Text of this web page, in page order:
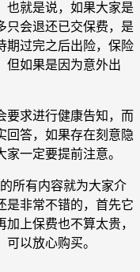
也就是说，如果大家是
只会退还已交保费，是
期过完之后出险，保险
但如果是因为意外出
要求进行健康告知，而
回答，如果存在刻意隐
一定要提前注意。
所有内容就为大家介
是非常不错的，首先它
上保费也不算太贵，
以放心购买。